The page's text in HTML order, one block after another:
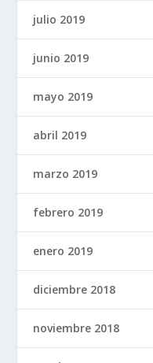
julio 2019
junio 2019
mayo 2019
abril 2019
marzo 2019
febrero 2019
enero 2019
diciembre 2018
noviembre 2018